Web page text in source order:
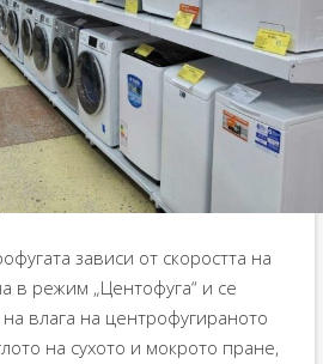
зависи от скоростта на
в режим „Центофуга“ и се
влага на центрофугираното
на сухото и мокрото пране,